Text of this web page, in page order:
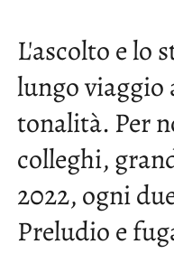
L'ascolto e lo
lungo viaggio
tonalità. Per
colleghi,
2022, ogni
Preludio e